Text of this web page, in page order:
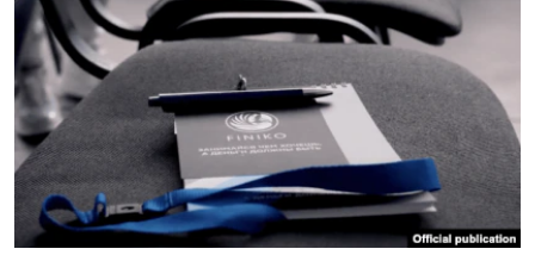
РАСПИСАНИЕ ВЕЩАНИЯ
ПОДПИШИТЕСЬ НА РАССЫЛКУ
СОЦИАЛЬНЫЕ СЕТИ